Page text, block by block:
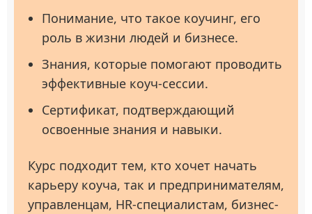
Понимание, что такое коучинг, его
роль в жизни людей и бизнесе.
Знания, которые помогают проводить
эффективные коуч-сессии.
Сертификат, подтверждающий
освоенные знания и навыки.
Курс подходит тем, кто хочет начать
карьеру коуча, так и предпринимателям,
управленцам, HR-специалистам, бизнес-